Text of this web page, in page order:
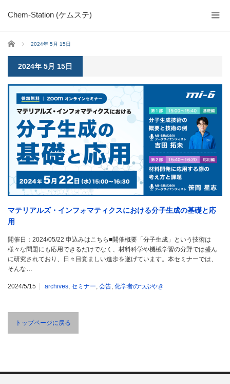
Chem-Station (ケムステ)
ホーム 2024年 5月 15日
2024年 5月 15日
マテリアルズ・インフォマティクスにおける分子生成の基礎と応
用
開催日：2024/05/22 申込みはこちら■開催概要「分子生成」という技術は
様々な問題にも応用できるだけでなく、材料科学や機械学習の分野では盛ん
に研究されており、日々目覚ましい進歩を遂げています。本セミナーでは、
そんな…
2024/5/15 archives, セミナー, 会告, 化学者のつぶやき
トップページに戻る